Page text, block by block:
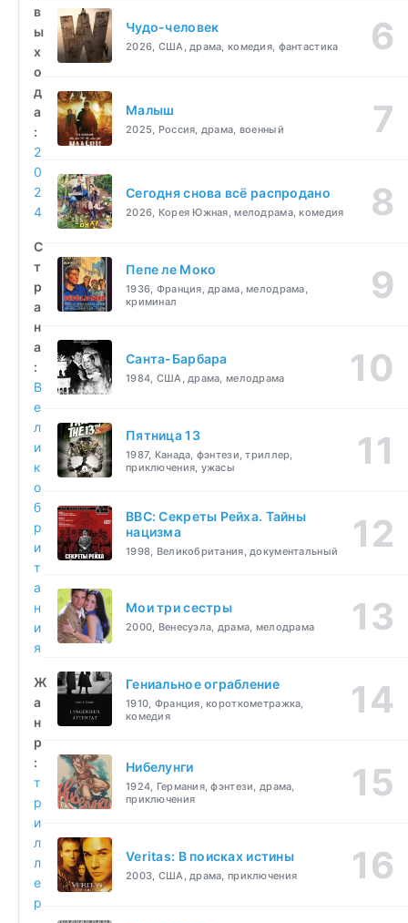
в
ы
х
о
д
а
:
2
0
2
4
С
т
р
а
н
а
:
В
е
л
и
к
о
б
р
и
т
а
н
и
я
Ж
а
н
р
:
т
р
и
л
л
е
р
Чудо-человек
2026, США, драма, комедия, фантастика
Малыш
2025, Россия, драма, военный
Сегодня снова всё распродано
2026, Корея Южная, мелодрама, комедия
Пепе ле Моко
1936, Франция, драма, мелодрама,
криминал
Санта-Барбара
1984, США, драма, мелодрама
Пятница 13
1987, Канада, фэнтези, триллер,
приключения, ужасы
BBC: Секреты Рейха. Тайны
нацизма
1998, Великобритания, документальный
Мои три сестры
2000, Венесуэла, драма, мелодрама
Гениальное ограбление
1910, Франция, короткометражка,
комедия
Нибелунги
1924, Германия, фэнтези, драма,
приключения
Veritas: В поисках истины
2003, США, драма, приключения